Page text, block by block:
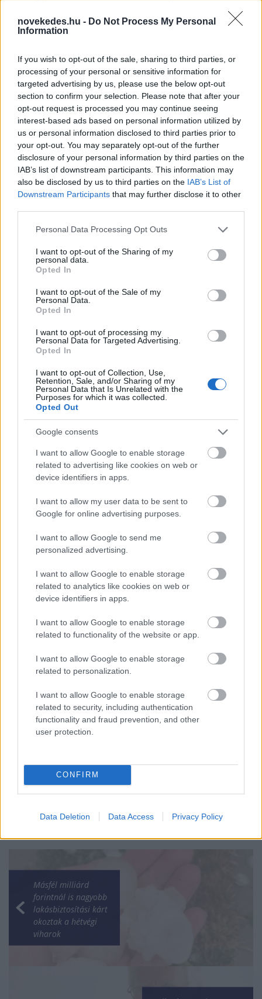
novekedes.hu - Do Not Process My Personal
Information
If you wish to opt-out of the sale, sharing to third parties, or
processing of your personal or sensitive information for
targeted advertising by us, please use the below opt-out
section to confirm your selection. Please note that after your
opt-out request is processed you may continue seeing
interest-based ads based on personal information utilized by
us or personal information disclosed to third parties prior to
your opt-out. You may separately opt-out of the further
disclosure of your personal information by third parties on the
IAB’s list of downstream participants. This information may
also be disclosed by us to third parties on the IAB’s List of
Downstream Participants that may further disclose it to other
Please note that this website/app uses one or more Google
not limited to your visit or usage behaviour. You may click to
grant or deny consent to Google and its third-party tags to
use your data for below specified purposes in below Google
consent section.
Personal Data Processing Opt Outs
I want to opt-out of the Sharing of my
personal data.
Opted In
I want to opt-out of the Sale of my
Personal Data.
Opted In
I want to opt-out of processing my
Personal Data for Targeted Advertising.
Opted In
I want to opt-out of Collection, Use,
Retention, Sale, and/or Sharing of my
Personal Data that Is Unrelated with the
Purposes for which it was collected.
Opted Out
Google consents
I want to allow Google to enable storage
related to advertising like cookies on web or
device identifiers in apps.
I want to allow my user data to be sent to
Google for online advertising purposes.
I want to allow Google to send me
personalized advertising.
I want to allow Google to enable storage
related to analytics like cookies on web or
device identifiers in apps.
I want to allow Google to enable storage
related to functionality of the website or app.
I want to allow Google to enable storage
related to personalization.
I want to allow Google to enable storage
related to security, including authentication
functionality and fraud prevention, and other
user protection.
CONFIRM
Data Deletion Data Access Privacy Policy
ELEMZÉSEK 2026. júl. 21.
Kéthónapos a Tisza-kormány: íme a mérleg!
Uniós források: íme a teendők, amelyek a
pénzek érkezéséhez még szükségesek
ELEMZÉSEK 2026. júl. 20.
Minden idők legjövedelmezőbbje és
legdrágábbja volt az amerikai foci vb -
gyorsmérleg
Mi lett Alain Delon vagyonával? Adóhatósági
csavar a sztoriban
Másfél milliárd
forintnál is nagyobb
lakásbiztosítási kárt
okoztak a hétvégi
viharok